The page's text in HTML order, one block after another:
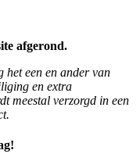
afgerond.
het een en ander van
en extra
meestal verzorgd in een